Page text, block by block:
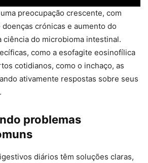
preocupação crescente, com
crónicas e aumento do
ciência do microbioma intestinal.
como a esofagite eosinofílica
cotidianos, como o inchaço, as
ativamente respostas sobre seus
problemas
diários têm soluções claras,